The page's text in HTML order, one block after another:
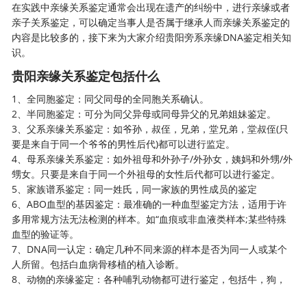
在实践中亲缘关系鉴定通常会出现在遗产的纠纷中，进行亲缘或者
亲子关系鉴定，可以确定当事人是否属于继承人而亲缘关系鉴定的
内容是比较多的，接下来为大家介绍贵阳旁系亲缘DNA鉴定相关知
识。
贵阳亲缘关系鉴定包括什么
1、全同胞鉴定：同父同母的全同胞关系确认。
2、半同胞鉴定：可分为同父异母或同母异父的兄弟姐妹鉴定。
3、父系亲缘关系鉴定：如爷孙，叔侄，兄弟，堂兄弟，堂叔侄(只
要是来自于同一个爷爷的男性后代)都可以进行监定。
4、母系亲缘关系鉴定：如外祖母和外孙子/外孙女，姨妈和外甥/外
甥女。只要是来自于同一个外祖母的女性后代都可以进行鉴定。
5、家族谱系鉴定：同一姓氏，同一家族的男性成员的鉴定
6、ABO血型的基因鉴定：最准确的一种血型鉴定方法，适用于许
多用常规方法无法检测的样本。如“血痕或非血液类样本;某些特殊
血型的验证等。
7、DNA同一认定：确定几种不同来源的样本是否为同一人或某个
人所留。包括白血病骨移植的植入诊断。
8、动物的亲缘鉴定：各种哺乳动物都可进行鉴定，包括牛，狗，